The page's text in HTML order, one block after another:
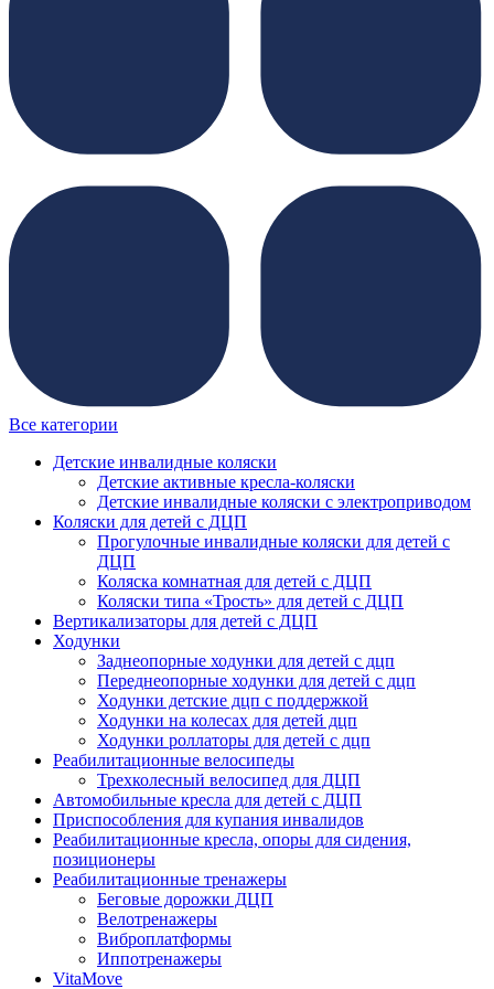
Все категории
Детские инвалидные коляски
Детские активные кресла-коляски
Детские инвалидные коляски с электроприводом
Коляски для детей с ДЦП
Прогулочные инвалидные коляски для детей с
ДЦП
Коляска комнатная для детей с ДЦП
Коляски типа «Трость» для детей с ДЦП
Вертикализаторы для детей с ДЦП
Ходунки
Заднеопорные ходунки для детей с дцп
Переднеопорные ходунки для детей с дцп
Ходунки детские дцп с поддержкой
Ходунки на колесах для детей дцп
Ходунки роллаторы для детей с дцп
Реабилитационные велосипеды
Трехколесный велосипед для ДЦП
Автомобильные кресла для детей с ДЦП
Приспособления для купания инвалидов
Реабилитационные кресла, опоры для сидения,
позиционеры
Реабилитационные тренажеры
Беговые дорожки ДЦП
Велотренажеры
Виброплатформы
Иппотренажеры
VitaMove